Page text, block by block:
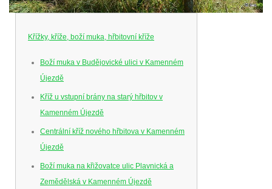
Křížky, kříže, boží muka, hřbitovní kříže
Boží muka v Budějovické ulici v Kamenném
Újezdě
Kříž u vstupní brány na starý hřbitov v
Kamenném Újezdě
Centrální kříž nového hřbitova v Kamenném
Újezdě
Boží muka na křižovatce ulic Plavnická a
Zemědělská v Kamenném Újezdě